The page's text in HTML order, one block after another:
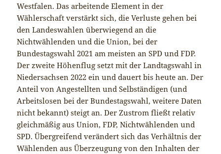
Westfalen. Das arbeitende Element in der
Wählerschaft verstärkt sich, die Verluste gehen bei
den Landeswahlen überwiegend an die
Nichtwählenden und die Union, bei der
Bundestagswahl 2021 am meisten an SPD und FDP.
Der zweite Höhenflug setzt mit der Landtagswahl in
Niedersachsen 2022 ein und dauert bis heute an. Der
Anteil von Angestellten und Selbständigen (und
Arbeitslosen bei der Bundestagswahl, weitere Daten
nicht bekannt) steigt an. Der Zustrom fließt relativ
gleichmäßig aus Union, FDP, Nichtwählenden und
SPD. Übergreifend verändert sich das Verhältnis der
Wählenden aus Überzeugung von den Inhalten der